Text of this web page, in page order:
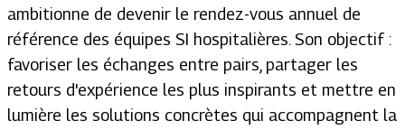
ambitionne de devenir le rendez-vous annuel de
référence des équipes SI hospitalières. Son objectif :
favoriser les échanges entre pairs, partager les
retours d'expérience les plus inspirants et mettre en
lumière les solutions concrètes qui accompagnent la